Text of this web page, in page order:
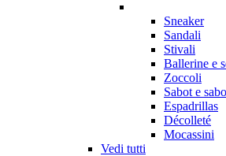
Sneaker
Sandali
Stivali
Ballerine e
Zoccoli
Sabot e
Espadrillas
Décolleté
Mocassini
Vedi tutti